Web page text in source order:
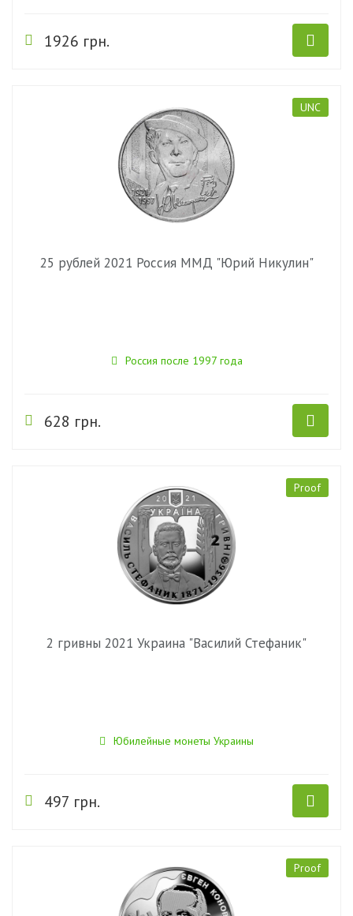
1926 грн.
UNC
25 рублей 2021 Россия ММД "Юрий Никулин"
Россия после 1997 года
628 грн.
Proof
2 гривны 2021 Украина "Василий Стефаник"
Юбилейные монеты Украины
497 грн.
Proof